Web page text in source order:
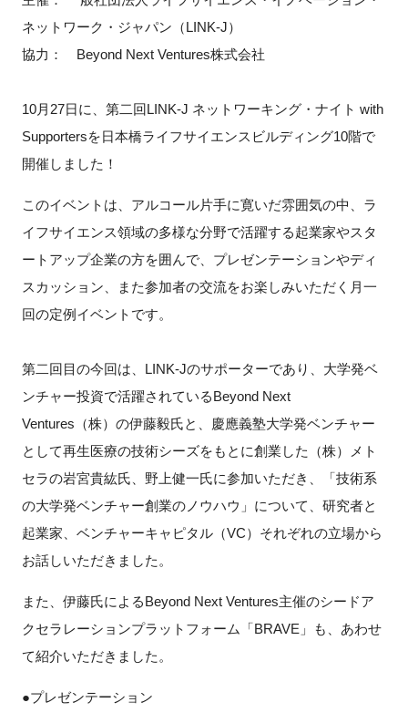
閉じる
ネットワーク・ジャパン（LINK-J）
協力： Beyond Next Ventures株式会社
10月27日に、第二回LINK-J ネットワーキング・ナイト with
Supportersを日本橋ライフサイエンスビルディング10階で
開催しました！
このイベントは、アルコール片手に寛いだ雰囲気の中、ラ
イフサイエンス領域の多様な分野で活躍する起業家やスタ
ートアップ企業の方を囲んで、プレゼンテーションやディ
スカッション、また参加者の交流をお楽しみいただく月一
回の定例イベントです。
第二回目の今回は、LINK-Jのサポーターであり、大学発ベ
ンチャー投資で活躍されているBeyond Next
Ventures（株）の伊藤毅氏と、慶應義塾大学発ベンチャー
として再生医療の技術シーズをもとに創業した（株）メト
セラの岩宮貴紘氏、野上健一氏に参加いただき、「技術系
の大学発ベンチャー創業のノウハウ」について、研究者と
起業家、ベンチャーキャピタル（VC）それぞれの立場から
お話しいただきました。
また、伊藤氏によるBeyond Next Ventures主催のシードア
クセラレーションプラットフォーム「BRAVE」も、あわせ
て紹介いただきました。
●プレゼンテーション